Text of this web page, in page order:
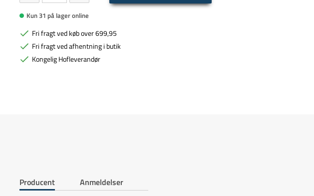
Kun 31 på lager online
Fri fragt ved køb over 699,95
Fri fragt ved afhentning i butik
Kongelig Hofleverandør
Producent Anmeldelser